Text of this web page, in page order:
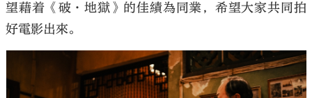
望藉着《破·地獄》的佳績為同業，希望大家共同拍
好電影出來。